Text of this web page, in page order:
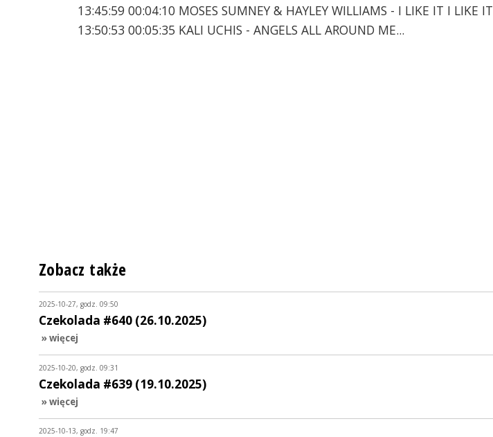
13:45:59 00:04:10 MOSES SUMNEY & HAYLEY WILLIAMS - I LIKE IT I LIKE IT
13:50:53 00:05:35 KALI UCHIS - ANGELS ALL AROUND ME...
Zobacz także
2025-10-27, godz. 09:50
Czekolada #640 (26.10.2025)
» więcej
2025-10-20, godz. 09:31
Czekolada #639 (19.10.2025)
» więcej
2025-10-13, godz. 19:47